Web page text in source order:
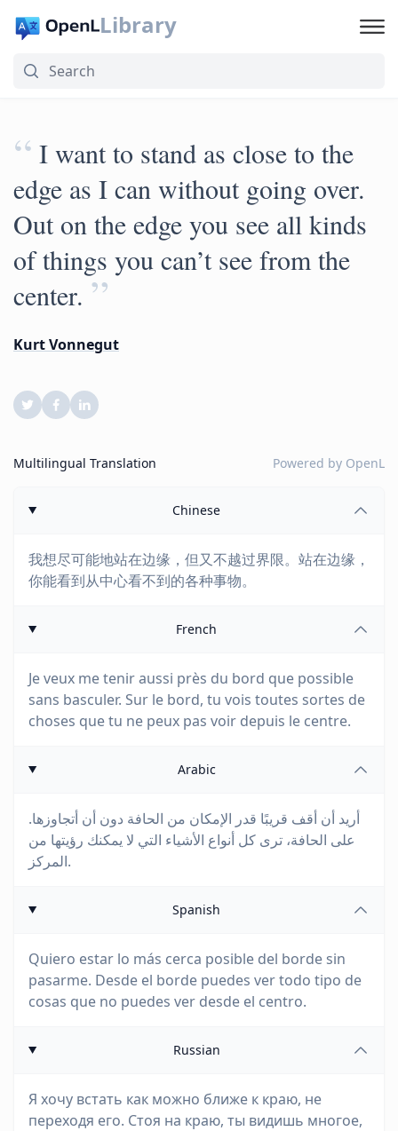
Library
“ I want to stand as close to the
edge as I can without going over.
Out on the edge you see all kinds
of things you can’t see from the
center. ”
Kurt Vonnegut
Multilingual Translation Powered by OpenL
Chinese
我想尽可能地站在边缘，但又不越过界限。站在边缘，
你能看到从中心看不到的各种事物。
French
Je veux me tenir aussi près du bord que possible
sans basculer. Sur le bord, tu vois toutes sortes de
choses que tu ne peux pas voir depuis le centre.
Arabic
أريد أن أقف قريبًا قدر الإمكان من الحافة دون أن أتجاوزها.
على الحافة، ترى كل أنواع الأشياء التي لا يمكنك رؤيتها من
المركز.
Spanish
Quiero estar lo más cerca posible del borde sin
pasarme. Desde el borde puedes ver todo tipo de
cosas que no puedes ver desde el centro.
Russian
Я хочу встать как можно ближе к краю, не
переходя его. Стоя на краю, ты видишь многое,